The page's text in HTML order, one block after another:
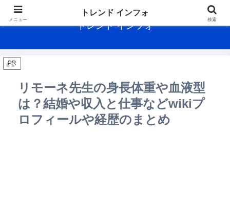
メニュー
トレンド インフォ
検索
トレンド インフォ
PR
リモーネ先生の身長体重や血液型
は？結婚や収入と仕事などwikiプ
ロフィールや経歴のまとめ